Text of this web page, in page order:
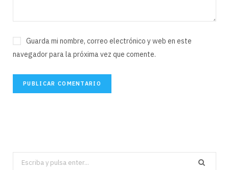
Guarda mi nombre, correo electrónico y web en este
navegador para la próxima vez que comente.
Search